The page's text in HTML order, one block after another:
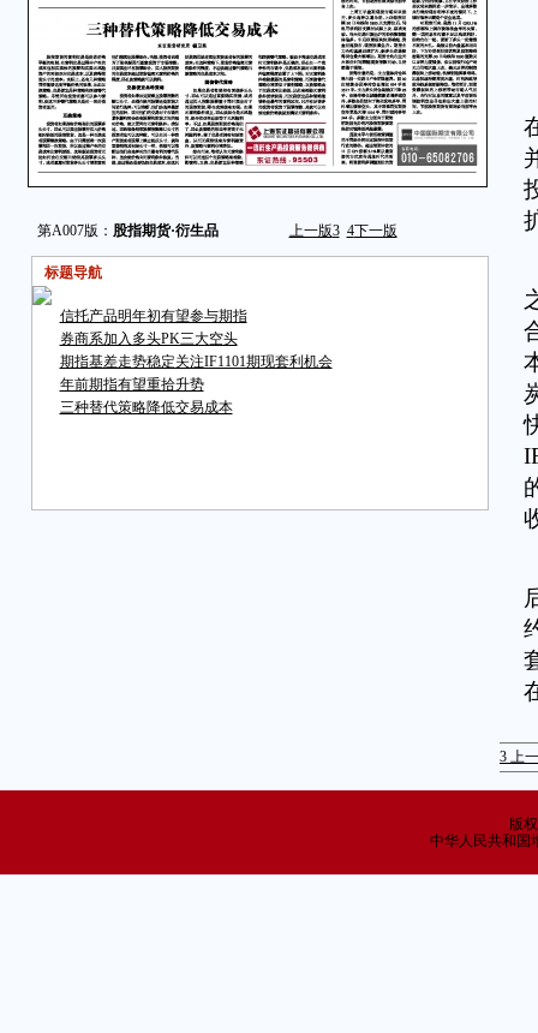
第A007版： 股指期货·衍生品 上一版3 4下一版
标题导航
信托产品明年初有望参与期指
券商系加入多头PK三大空头
期指基差走势稳定关注IF1101期现套利机会
年前期指有望重拾升势
三种替代策略降低交易成本
3 上
版
中华人民共和国